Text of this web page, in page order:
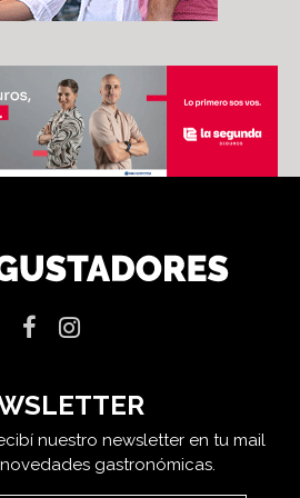
nuestro newsletter en tu mail
gastronómicas.